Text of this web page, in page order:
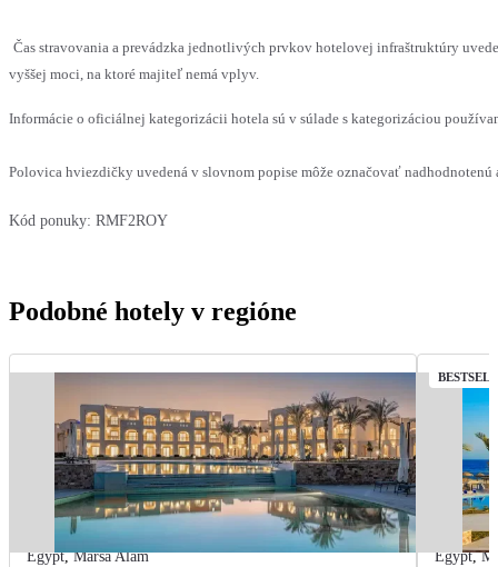
Čas stravovania a prevádzka jednotlivých prvkov hotelovej infraštruktúry
vyššej moci, na ktoré majiteľ nemá vplyv.
Informácie o oficiálnej kategorizácii hotela sú v súlade s kategorizáciou
Polovica hviezdičky uvedená v slovnom popise môže označovať
Kód ponuky: RMF2ROY
Podobné hotely v regióne
Egypt,Marsa Alam Egypt,